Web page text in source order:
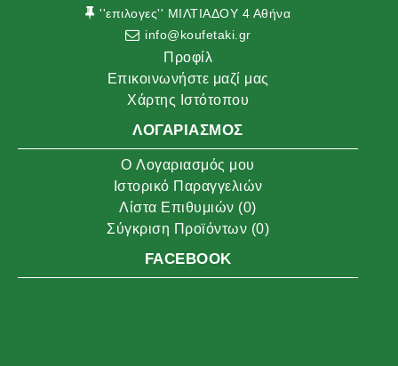
''επιλογες'' ΜΙΛΤΙΑΔΟΥ 4 Αθήνα
info@koufetaki.gr
Προφίλ
Επικοινωνήστε μαζί μας
Χάρτης Ιστότοπου
ΛΟΓΑΡΙΑΣΜΌΣ
O Λογαριασμός μου
Ιστορικό Παραγγελιών
Λίστα Επιθυμιών (0)
Σύγκριση Προϊόντων (0)
FACEBOOK